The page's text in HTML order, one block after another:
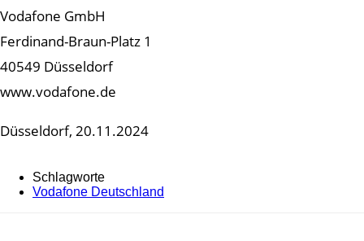
Vodafone GmbH
Ferdinand-Braun-Platz 1
40549 Düsseldorf
www.vodafone.de
Düsseldorf, 20.11.2024
Schlagworte
Vodafone Deutschland